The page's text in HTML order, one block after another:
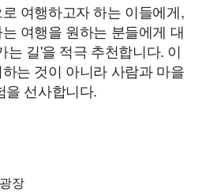
여행하고자 하는 이들에게,
여행을 원하는 분들에게 대
는 길'을 적극 추천합니다. 이
는 것이 아니라 사람과 마을
을 선사합니다.
장